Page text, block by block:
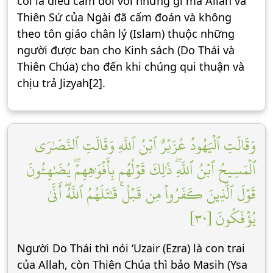
Thiên Sứ của Ngài đã cấm đoán và không
theo tôn giáo chân lý (Islam) thuộc những
người được ban cho Kinh sách (Do Thái và
Thiên Chúa) cho đến khi chúng qui thuận và
chịu trả Jizyah[2].
وَقَالَتِ ٱلۡيَهُودُ عُزَيۡرٌ ٱبۡنُ ٱللَّهِ وَقَالَتِ ٱلنَّصَٰرَى
ٱلۡمَسِيحُ ٱبۡنُ ٱللَّهِۖ ذَٰلِكَ قَوۡلُهُم بِأَفۡوَٰهِهِمۡۖ يُضَٰهِـُٔونَ
قَوۡلَ ٱلَّذِينَ كَفَرُواْ مِن قَبۡلُۚ قَٰتَلَهُمُ ٱللَّهُۖ أَنَّىٰ
يُؤۡفَكُونَ [٣٠]
Người Do Thái thì nói ‘Uzair (Ezra) là con trai
của Allah, còn Thiên Chúa thì bảo Masih (Ysa